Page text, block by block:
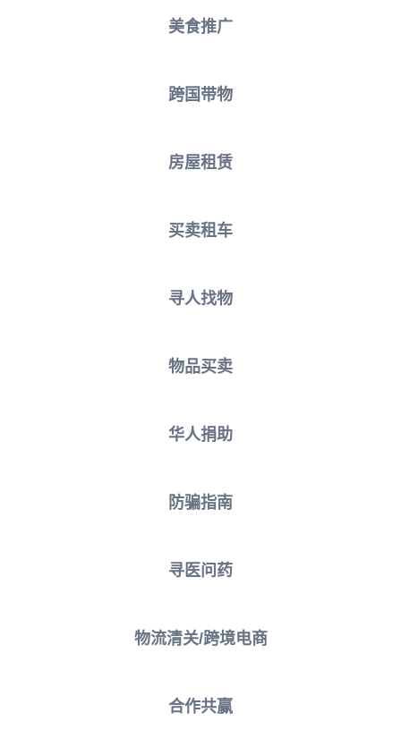
美食推广
跨国带物
房屋租赁
买卖租车
寻人找物
物品买卖
华人捐助
防骗指南
寻医问药
物流清关/跨境电商
合作共赢